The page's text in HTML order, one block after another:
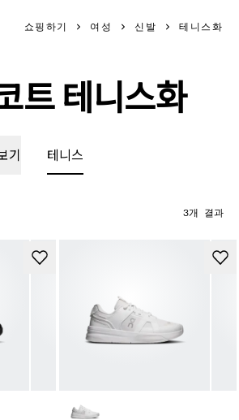
쇼핑하기 여성 신발 테니스화
트 테니스화
기 테니스
3개 결과